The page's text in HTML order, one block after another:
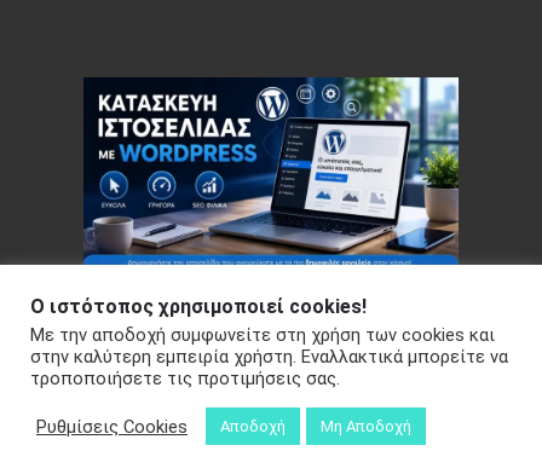
Copyright © 2026 Your e-articles - WordPress Theme : by
Sparkle Themes Πολιτική Απορρήτου
Ο ιστότοπος χρησιμοποιεί cookies!
Με την αποδοχή συμφωνείτε στη χρήση των cookies και
στην καλύτερη εμπειρία χρήστη. Εναλλακτικά μπορείτε να
τροποποιήσετε τις προτιμήσεις σας.
Ρυθμίσεις Cookies Αποδοχή Μη Αποδοχή